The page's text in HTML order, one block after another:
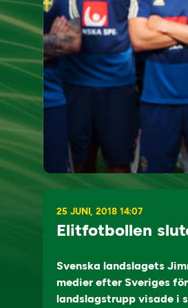
25 JUNI, 2018 14:07
Elitfotbollen
Svenska landslagets
medier efter Sveriges
landslagstrupp visade i